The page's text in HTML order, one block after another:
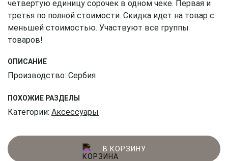
четвертую единицу сорочек в одном чеке. Первая и
третья по полной стоимости. Скидка идет на товар с
меньшей стоимостью. Участвуют все группы
товаров!
ОПИСАНИЕ
Производство: Сербия
ПОХОЖИЕ РАЗДЕЛЫ
Категории: Аксессуары
В КОРЗИНУ